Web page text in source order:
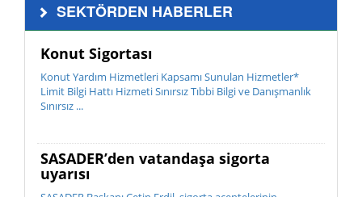
SEKTÖRDEN HABERLER
Konut Sigortası
Konut Yardım Hizmetleri Kapsamı Sunulan Hizmetler*
Limit Bilgi Hattı Hizmeti Sınırsız Tıbbi Bilgi ve Danışmanlık
Sınırsız ...
SASADER’den vatandaşa sigorta
uyarısı